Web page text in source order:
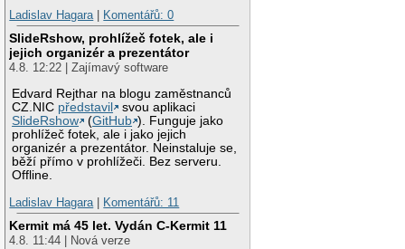
Ladislav Hagara | Komentářů: 0
SlideRshow, prohlížeč fotek, ale i
jejich organizér a prezentátor
4.8. 12:22 | Zajímavý software
Edvard Rejthar na blogu zaměstnanců
CZ.NIC představil
svou aplikaci
SlideRshow
(GitHub ). Funguje jako
prohlížeč fotek, ale i jako jejich
organizér a prezentátor. Neinstaluje se,
běží přímo v prohlížeči. Bez serveru.
Offline.
Ladislav Hagara | Komentářů: 11
Kermit má 45 let. Vydán C-Kermit 11
4.8. 11:44 | Nová verze